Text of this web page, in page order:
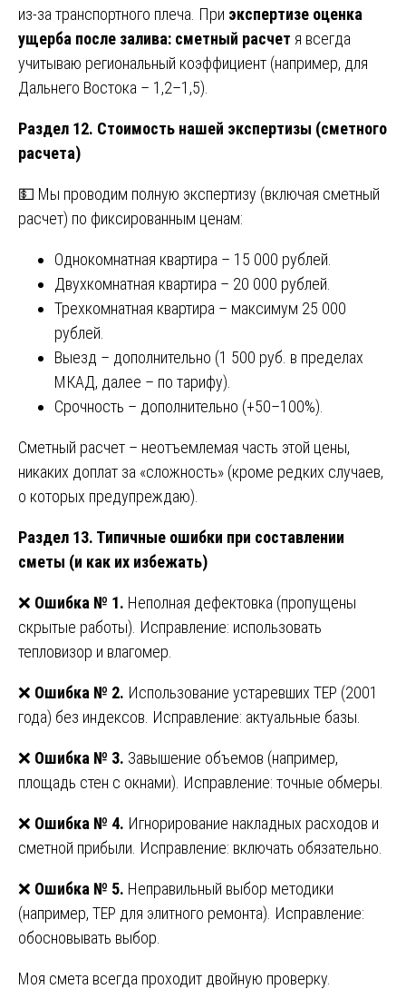
из-за транспортного плеча. При экспертизе оценка
ущерба после залива: сметный расчет я всегда
учитываю региональный коэффициент (например, для
Дальнего Востока – 1,2–1,5).
Раздел 12. Стоимость нашей экспертизы (сметного
расчета)
💵 Мы проводим полную экспертизу (включая сметный
расчет) по фиксированным ценам:
Однокомнатная квартира – 15 000 рублей.
Двухкомнатная квартира – 20 000 рублей.
Трехкомнатная квартира – максимум 25 000
рублей.
Выезд – дополнительно (1 500 руб. в пределах
МКАД, далее – по тарифу).
Срочность – дополнительно (+50–100%).
Сметный расчет – неотъемлемая часть этой цены,
никаких доплат за «сложность» (кроме редких случаев,
о которых предупреждаю).
Раздел 13. Типичные ошибки при составлении
сметы (и как их избежать)
❌ Ошибка № 1. Неполная дефектовка (пропущены
скрытые работы). Исправление: использовать
тепловизор и влагомер.
❌ Ошибка № 2. Использование устаревших ТЕР (2001
года) без индексов. Исправление: актуальные базы.
❌ Ошибка № 3. Завышение объемов (например,
площадь стен с окнами). Исправление: точные обмеры.
❌ Ошибка № 4. Игнорирование накладных расходов и
сметной прибыли. Исправление: включать обязательно.
❌ Ошибка № 5. Неправильный выбор методики
(например, ТЕР для элитного ремонта). Исправление:
обосновывать выбор.
Моя смета всегда проходит двойную проверку.